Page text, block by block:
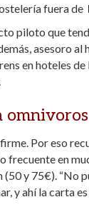
fuera de
piloto que
asesoro al
en hoteles
omnivoros
Por eso
frecuente en
(50 y 75€). “No
y ahí la carta